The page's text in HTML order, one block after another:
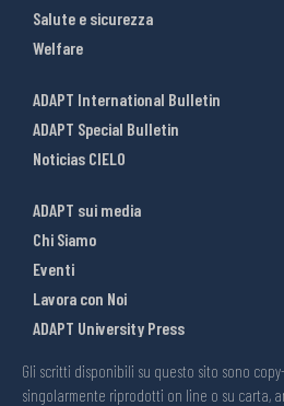
Salute e sicurezza
Welfare
ADAPT International Bulletin
ADAPT Special Bulletin
Noticias CIELO
ADAPT sui media
Chi Siamo
Eventi
Lavora con Noi
ADAPT University Press
Gli scritti disponibili su questo sito sono
singolarmente riprodotti on line o su carta,